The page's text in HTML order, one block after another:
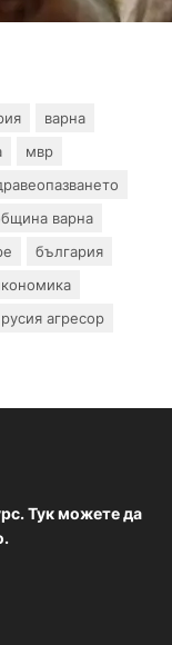
варна
мвр
варна
българия
русия агресор
Тук можете да